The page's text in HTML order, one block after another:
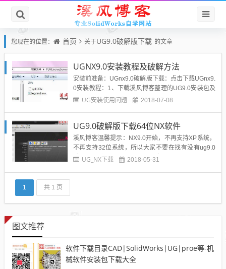
您现在的位置： 首页 关于UG9.0破解版下载 的文章
UGNX9.0安装教程及破解方法
安装前准备：UGnx9.0破解版下载：点击下载UGnx9.
0安装教程：1、下载溪风博客整理的UG9.0安装包及
破解文件，然后全部解压，打开破解文件中的\破解文
机”--右击...
UG安装使用问题 2018-07-08
UG9.0破解版下载64位NX软件
溪风博客温馨提示：NX9.0开始，不再支持XP系统，
不再支持32位系统，所以大家不要在找有没有ug9.0
破解版32位软件了。ug nx 9.0破解版是一款功能强大
UG_NX下载 2018-05-31
1 共 1 页
图文推荐
软件下载目录CAD|SolidWorks|UG|proe等-机
械软件安装包下载大全